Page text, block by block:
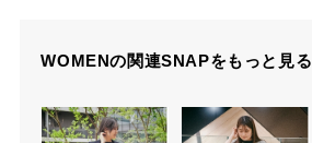
WOMENの関連SNAPをもっと見る